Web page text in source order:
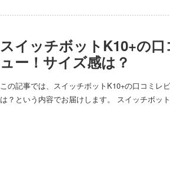
スイッチボットK10+の
ュー！サイズ感は？
この記事では、スイッチボットK10+の口コミレ
は？という内容でお届けします。 スイッチボッ